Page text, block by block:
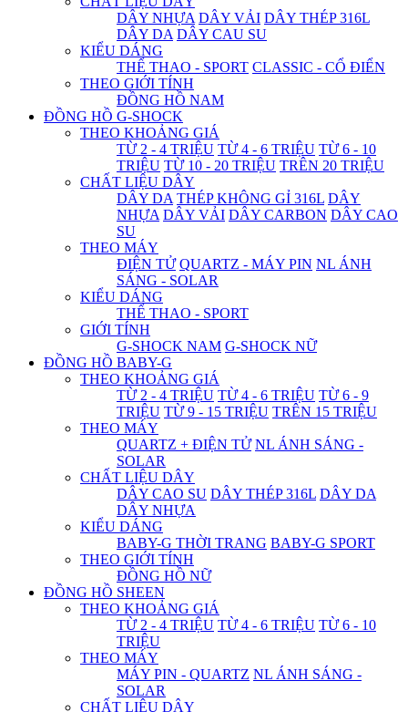
DÂY NHỰA DÂY VẢI DÂY THÉP 316L
DÂY DA DÂY CAU SU
KIỂU DÁNG
THỂ THAO - SPORT CLASSIC - CỔ ĐIỂN
THEO GIỚI TÍNH
ĐỒNG HỒ NAM
ĐỒNG HỒ G-SHOCK
THEO KHOẢNG GIÁ
TỪ 2 - 4 TRIỆU TỪ 4 - 6 TRIỆU TỪ 6 - 10
TRIỆU TỪ 10 - 20 TRIỆU TRÊN 20 TRIỆU
CHẤT LIỆU DÂY
DÂY DA THÉP KHÔNG GỈ 316L DÂY
NHỰA DÂY VẢI DÂY CARBON DÂY CAO
SU
THEO MÁY
ĐIỆN TỬ QUARTZ - MÁY PIN NL ÁNH
SÁNG - SOLAR
KIỂU DÁNG
THỂ THAO - SPORT
GIỚI TÍNH
G-SHOCK NAM G-SHOCK NỮ
ĐỒNG HỒ BABY-G
THEO KHOẢNG GIÁ
TỪ 2 - 4 TRIỆU TỪ 4 - 6 TRIỆU TỪ 6 - 9
TRIỆU TỪ 9 - 15 TRIỆU TRÊN 15 TRIỆU
THEO MÁY
QUARTZ + ĐIỆN TỬ NL ÁNH SÁNG -
SOLAR
CHẤT LIỆU DÂY
DÂY CAO SU DÂY THÉP 316L DÂY DA
DÂY NHỰA
KIỂU DÁNG
BABY-G THỜI TRANG BABY-G SPORT
THEO GIỚI TÍNH
ĐỒNG HỒ NỮ
ĐỒNG HỒ SHEEN
THEO KHOẢNG GIÁ
TỪ 2 - 4 TRIỆU TỪ 4 - 6 TRIỆU TỪ 6 - 10
TRIỆU
THEO MÁY
MÁY PIN - QUARTZ NL ÁNH SÁNG -
SOLAR
CHẤT LIỆU DÂY